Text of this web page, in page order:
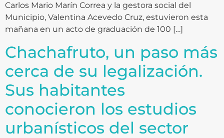
Carlos Mario Marín Correa y la gestora social del
Municipio, Valentina Acevedo Cruz, estuvieron esta
mañana en un acto de graduación de 100 […]
Chachafruto, un paso más
cerca de su legalización.
Sus habitantes
conocieron los estudios
urbanísticos del sector